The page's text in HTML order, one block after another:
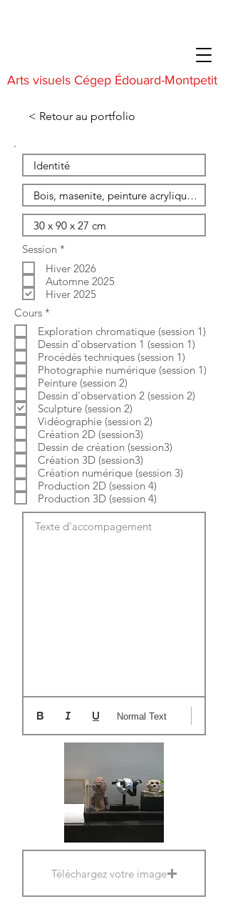
Arts visuels Cégep Édouard-Montpetit
< Retour au portfolio
Session *
l
i
g
a
i
r
e
Hiver 2026
Automne 2025
Hiver 2025
Cours *
l
i
g
a
t
o
i
r
e
Exploration chromatique (session 1)
Dessin d'observation 1 (session 1)
Procédés techniques (session 1)
Photographie numérique (session 1)
Peinture (session 2)
Dessin d'observation 2 (session 2)
Sculpture (session 2)
Vidéographie (session 2)
Création 2D (session3)
Dessin de création (session3)
Création 3D (session3)
Création numérique (session 3)
Production 2D (session 4)
Production 3D (session 4)
Texte d'accompagement
Normal Text
Téléchargez votre image